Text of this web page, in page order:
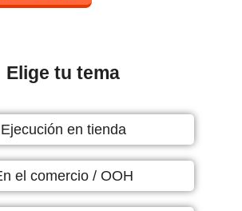
Elige tu tema
Ejecución en tienda
el comercio / OOH